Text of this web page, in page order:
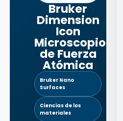
Bruker
Dimension
Icon
Microscopio
de Fuerza
Atómica
Bruker Nano
Surfaces
Ciencias de los
materiales